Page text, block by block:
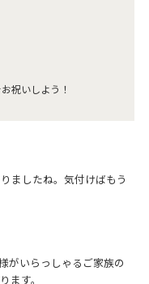
祝いしよう！
ましたね。気付けばもう
がいらっしゃるご家族の
ます。